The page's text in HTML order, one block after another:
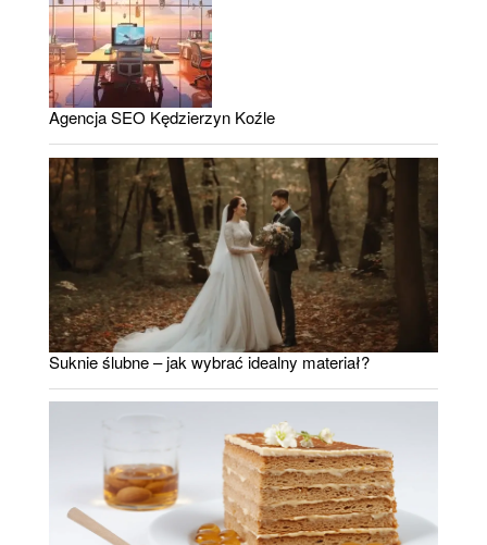
Agencja SEO Kędzierzyn Koźle
Suknie ślubne – jak wybrać idealny materiał?